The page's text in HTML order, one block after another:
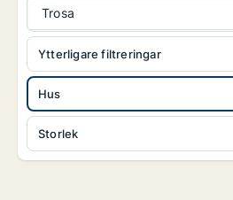
Trosa
Hus
Storlek
Ytterligare filtreringar